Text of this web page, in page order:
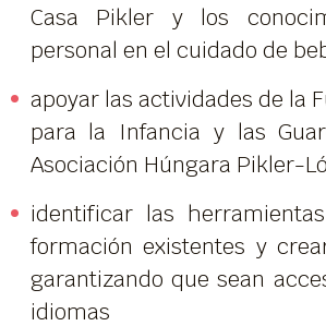
Casa Pikler y los
personal en el cuidado de
apoyar las actividades de la
para la Infancia y las
Asociación Húngara Pikler-
identificar las
formación existentes y
garantizando que sean
idiomas